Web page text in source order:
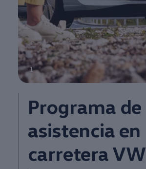
1
Programa de
asistencia en
carretera VW